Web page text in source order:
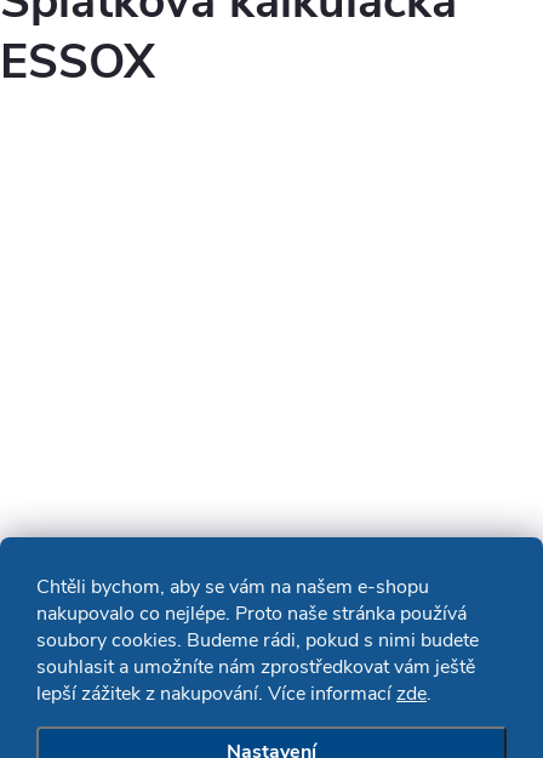
Chtěli bychom, aby se vám na našem e-shopu
nakupovalo co nejlépe. Proto naše stránka používá
soubory cookies. Budeme rádi, pokud s nimi budete
souhlasit a umožníte nám zprostředkovat vám ještě
lepší zážitek z nakupování. Více informacízde.
Nastavení
ESSOX